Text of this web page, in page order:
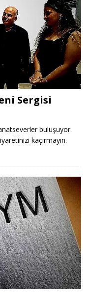
Sergisi
buluşuyor.
kaçırmayın.